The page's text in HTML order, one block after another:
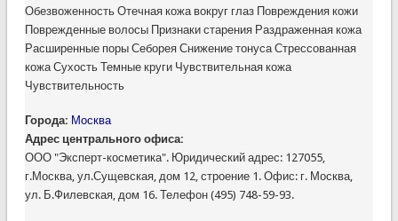
Обезвоженность Отечная кожа вокруг глаз Повреждения кожи
Поврежденные волосы Признаки старения Раздраженная кожа
Расширенные поры Себорея Снижение тонуса Стрессованная
кожа Сухость Темные круги Чувствительная кожа
Чувствительность
Города: Москва
Адрес центрального офиса:
ООО "Эксперт-косметика". Юридический адрес: 127055,
г.Москва, ул.Сущевская, дом 12, строение 1. Офис: г. Москва,
ул. Б.Филевская, дом 16. Телефон (495) 748-59-93.